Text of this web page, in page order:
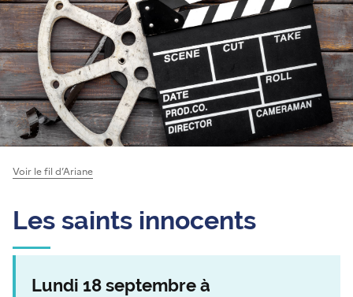
Voir le fil d’Ariane
Les saints innocents
Lundi 18 septembre à